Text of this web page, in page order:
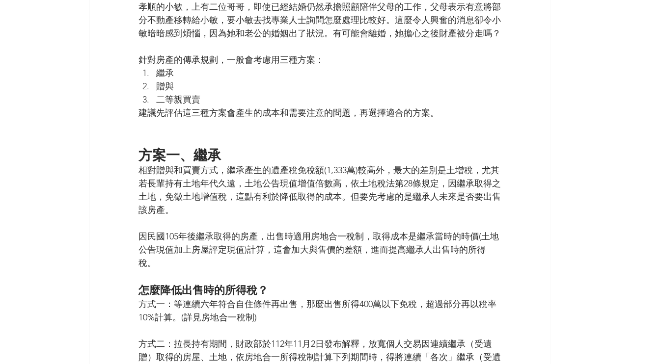
孝順的小敏，上有二位哥哥，即使已經結婚仍然承擔照顧陪伴父母的工作，父母表示有意將部
分不動產移轉給小敏，要小敏去找專業人士詢問怎麼處理比較好。這麼令人興奮的消息卻令小
敏暗暗感到煩惱，因為她和老公的婚姻出了狀況。有可能會離婚，她擔心之後財產被分走嗎？
針對房產的傳承規劃，一般會考慮用三種方案：
繼承
贈與
二等親買賣
建議先評估這三種方案會產生的成本和需要注意的問題，再選擇適合的方案。
方案一、繼承
相對贈與和買賣方式，繼承產生的遺產稅免稅額(1,333萬)較高外，最大的差別是土增稅，尤其
若長輩持有土地年代久遠，土地公告現值增值倍數高，依土地稅法第28條規定，因繼承取得之
土地，免徵土地增值稅，這點有利於降低取得的成本。但要先考慮的是繼承人未來是否要出售
該房產。
因民國105年後繼承取得的房產，出售時適用房地合一稅制，取得成本是繼承當時的時價(土地
公告現值加上房屋評定現值)計算，這會加大與售價的差額，進而提高繼承人出售時的所得
稅。
怎麼降低出售時的所得稅？
方式一：等連續六年符合自住條件再出售，那麼出售所得400萬以下免稅，超過部分再以稅率
10%計算。(詳見房地合一稅制)
方式二：拉長持有期間，財政部於112年11月2日發布解釋，放寬個人交易因連續繼承（受遺
贈）取得的房屋、土地，依房地合一所得稅制計算下列期間時，得將連續「各次」繼承（受遺